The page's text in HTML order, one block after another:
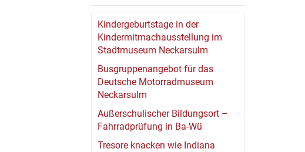
Kindergeburtstage in der
Kindermitmachausstellung im
Stadtmuseum Neckarsulm
Busgruppenangebot für das
Deutsche Motorradmuseum
Neckarsulm
Außerschulischer Bildungsort –
Fahrradprüfung in Ba-Wü
Tresore knacken wie Indiana